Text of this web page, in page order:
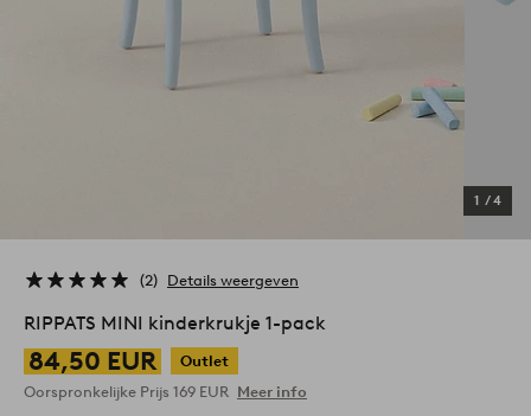
1 /4
2 Details weergeven
RIPPATS MINI kinderkrukje 1-pack
84,50 EUR
Outlet
Oorspronkelijke Prijs 169 EUR Meer info